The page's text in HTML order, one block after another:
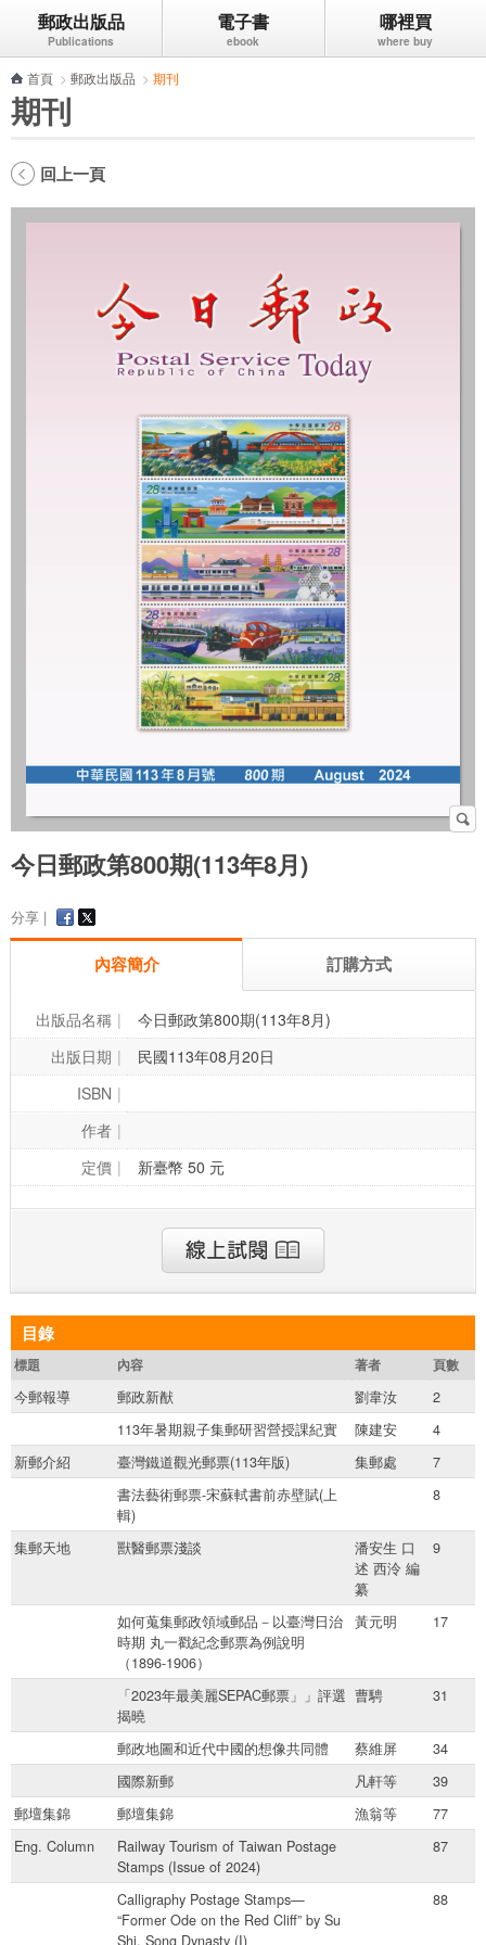
跳到主要內容區塊
郵政出版品 電子書 哪裡買
首頁 > 郵政出版品 > 期刊
期刊
回上一頁
今日郵政第800期(113年8月)
分享 |
內容簡介 訂購方式
出版品名稱
今日郵政第800期(113年8月)
出版日期
民國113年08月20日
ISBN
作者
定價
新臺幣 50 元
目錄
標題 內容 著者 頁數
今郵報導 郵政新猷 劉韋汝
2
113年暑期親子集郵研習營授課紀實
陳建安
4
新郵介紹
臺灣鐵道觀光郵票(113年版) 集郵處
7
書法藝術郵票-宋蘇軾書前赤壁賦(上
輯)
8
集郵天地 獸醫郵票淺談
潘安生 口
述 西泠 編
纂
9
如何蒐集郵政領域郵品－以臺灣日治
時期 丸一戳紀念郵票為例說明
（1896-1906）
黃元明 17
「2023年最美麗SEPAC郵票」」評選
揭曉
曹騁 31
郵政地圖和近代中國的想像共同體 蔡維屏
34
國際新郵
凡軒等
39
郵壇集錦
郵壇集錦 漁翁等
77
Eng. Column
Railway Tourism of Taiwan Postage
Stamps (Issue of 2024)
87
Calligraphy Postage Stamps—
“Former Ode on the Red Cliff” by Su
Shi, Song Dynasty (I)
88